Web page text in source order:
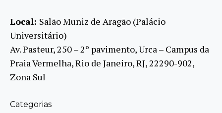
Local: Salão Muniz de Aragão (Palácio
Universitário)
Av. Pasteur, 250 – 2º pavimento, Urca – Campus da
Praia Vermelha, Rio de Janeiro, RJ, 22290-902,
Zona Sul
Categorias